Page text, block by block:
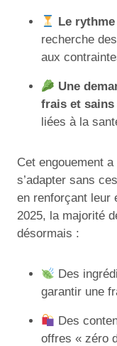
Le
recherche
aux
Une
frais et sains
liées à la
Cet engouement
s’adapter sans
en renforçant leur
2025, la majorité
désormais :
Des
garantir une
Des
offres « zéro